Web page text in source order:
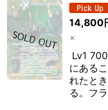
14,800
×
Lv1
にある
れたと
る。フ